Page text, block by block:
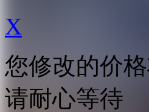
X
您修改的价
请耐心等待